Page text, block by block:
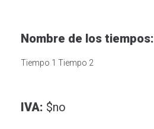
Nombre de los tiempos:
Tiempo 1 Tiempo 2
IVA: $no